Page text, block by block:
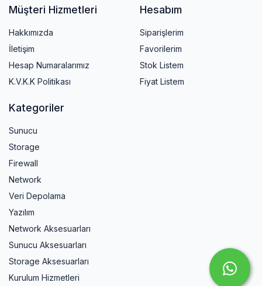
Müşteri Hizmetleri
Hakkımızda
İletişim
Hesap Numaralarımız
K.V.K.K Politikası
Hesabım
Siparişlerim
Favorilerim
Stok Listem
Fiyat Listem
Kategoriler
Sunucu
Storage
Firewall
Network
Veri Depolama
Yazılım
Network Aksesuarları
Sunucu Aksesuarları
Storage Aksesuarları
Kurulum Hizmetleri